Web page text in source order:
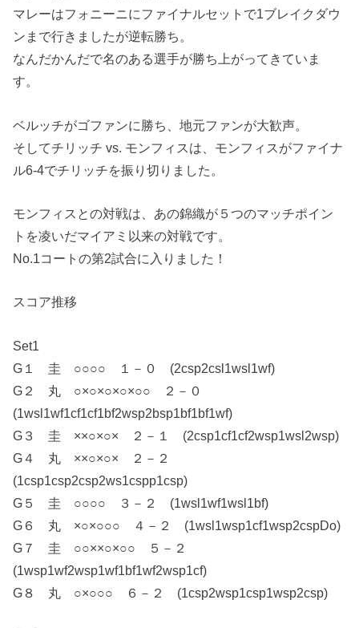
マレーはフォニーニにファイナルセットで1ブレイクダウ
ンまで行きましたが逆転勝ち。
なんだかんだで名のある選手が勝ち上がってきていま
す。
ベルッチがゴファンに勝ち、地元ファンが大歓声。
そしてチリッチ vs. モンフィスは、モンフィスがファイナ
ル6-4でチリッチを振り切りました。
モンフィスとの対戦は、あの錦織が５つのマッチポイン
トを凌いだマイアミ以来の対戦です。
No.1コートの第2試合に入りました！
スコア推移
Set1
G１ 圭 ○○○○ １－０ (2csp2csl1wsl1wf)
G２ 丸 ○×○×○×○×○○ ２－０
(1wsl1wf1cf1cf1bf2wsp2bsp1bf1bf1wf)
G３ 圭 ××○×○× ２－１ (2csp1cf1cf2wsp1wsl2wsp)
G４ 丸 ××○×○× ２－２
(1csp1csp2csp2ws1cspp1csp)
G５ 圭 ○○○○ ３－２ (1wsl1wf1wsl1bf)
G６ 丸 ×○×○○○ ４－２ (1wsl1wsp1cf1wsp2cspDo)
G７ 圭 ○○××○×○○ ５－２
(1wsp1wf2wsp1wf1bf1wf2wsp1cf)
G８ 丸 ○×○○○ ６－２ (1csp2wsp1csp1wsp2csp)